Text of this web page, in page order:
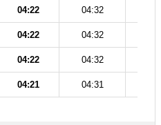
04:22 04:32
04:22 04:32
04:22 04:32
04:21 04:31